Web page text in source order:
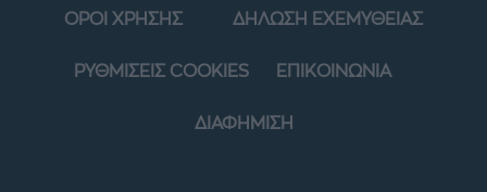
ΟΡΟΙ ΧΡΗΣΗΣ ΔΗΛΩΣΗ ΕΧΕΜΥΘΕΙΑΣ
ΡΥΘΜΙΣΕΙΣ COOKIES ΕΠΙΚΟΙΝΩΝΙΑ
ΔΙΑΦΗΜΙΣΗ